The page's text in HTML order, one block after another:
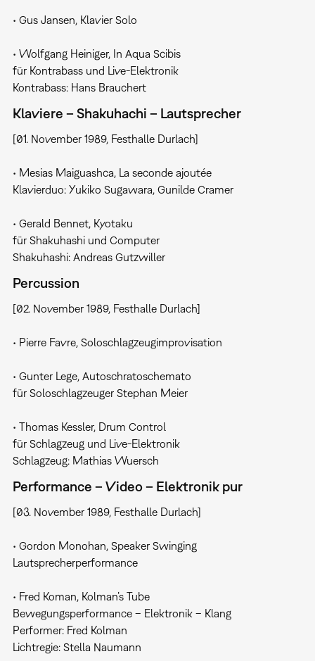
• Gus Jansen, Klavier Solo
• Wolfgang Heiniger, In Aqua Scibis
für Kontrabass und Live-Elektronik
Kontrabass: Hans Brauchert
Klaviere – Shakuhachi – Lautsprecher
[01. November 1989, Festhalle Durlach]
• Mesias Maiguashca, La seconde ajoutée
Klavierduo: Yukiko Sugawara, Gunilde Cramer
• Gerald Bennet, Kyotaku
für Shakuhashi und Computer
Shakuhashi: Andreas Gutzwiller
Percussion
[02. November 1989, Festhalle Durlach]
• Pierre Favre, Soloschlagzeugimprovisation
• Gunter Lege, Autoschratoschemato
für Soloschlagzeuger Stephan Meier
• Thomas Kessler, Drum Control
für Schlagzeug und Live-Elektronik
Schlagzeug: Mathias Wuersch
Performance – Video – Elektronik pur
[03. November 1989, Festhalle Durlach]
• Gordon Monohan, Speaker Swinging
Lautsprecherperformance
• Fred Koman, Kolman’s Tube
Bewegungsperformance – Elektronik – Klang
Performer: Fred Kolman
Lichtregie: Stella Naumann